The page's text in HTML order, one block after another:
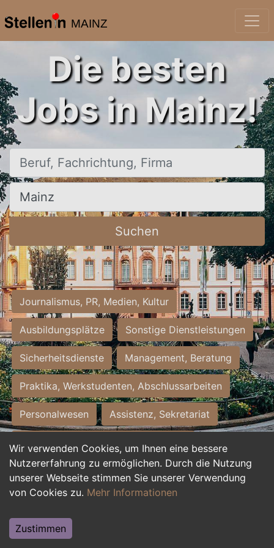
MAINZ
Wir verwenden Cookies, um Ihnen eine bessere
Nutzererfahrung zu ermöglichen. Durch die Nutzung
unserer Webseite stimmen Sie unserer Verwendung
von Cookies zu. Mehr Informationen
Zustimmen
Die besten
Jobs in Mainz!
Beruf, Fachrichtung, Firma
Ort, Stadt
Suchen
Journalismus, PR, Medien, Kultur
Ausbildungsplätze Sonstige Dienstleistungen
Sicherheitsdienste Management, Beratung
Praktika, Werkstudenten, Abschlussarbeiten
Personalwesen Assistenz, Sekretariat
Hilfskräfte, Aushilfs- und Nebenjobs
Einkauf, Logistik, Materialwirtschaft
Weiterbildung, Studium, duale Ausbildung
Tourismus